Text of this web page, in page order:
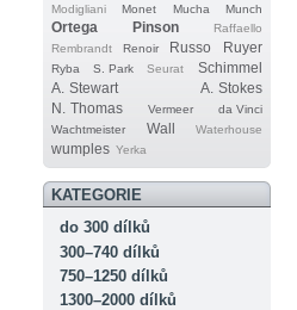
Modigliani Monet Mucha Munch
Ortega Pinson
Raffaello
Rembrandt
Renoir Russo Ruyer
Ryba S. Park Seurat
Schimmel
A. Stewart
A. Stokes
N. Thomas
Vermeer
da Vinci
Wachtmeister
Wall Waterhouse
wumples Yerka
KATEGORIE
do 300 dílků
300–740 dílků
750–1250 dílků
1300–2000 dílků